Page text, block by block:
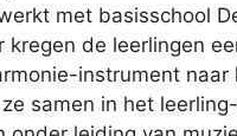
met basisschool
kregen de leerlingen
instrument naar
samen in het